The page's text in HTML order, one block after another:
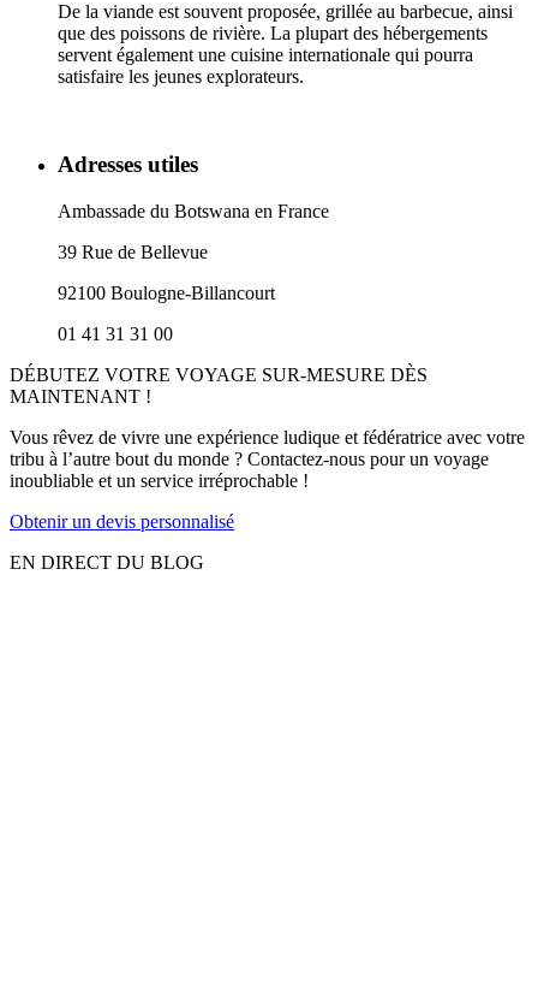
De la viande est souvent proposée, grillée au barbecue, ainsi
que des poissons de rivière. La plupart des hébergements
servent également une cuisine internationale qui pourra
satisfaire les jeunes explorateurs.
Adresses utiles
Ambassade du Botswana en France
39 Rue de Bellevue
92100 Boulogne-Billancourt
01 41 31 31 00
DÉBUTEZ VOTRE VOYAGE SUR-MESURE DÈS
MAINTENANT !
Vous rêvez de vivre une expérience ludique et fédératrice avec votre
tribu à l’autre bout du monde ? Contactez-nous pour un voyage
inoubliable et un service irréprochable !
Obtenir un devis personnalisé
EN DIRECT DU BLOG